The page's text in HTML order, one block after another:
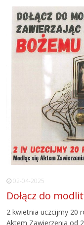
02-04-2025
Dołącz do
2 kwietnia uczcijmy 20
Aktem Zawierzenia od